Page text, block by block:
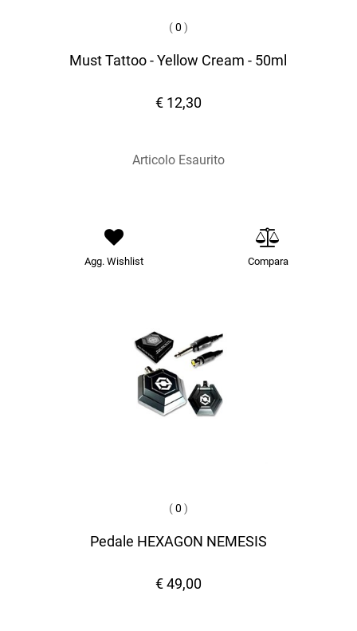
(0 )
Must Tattoo - Yellow Cream - 50ml
€ 12,30
Articolo Esaurito
Agg. Wishlist Compara
(0 )
Pedale HEXAGON NEMESIS
€ 49,00